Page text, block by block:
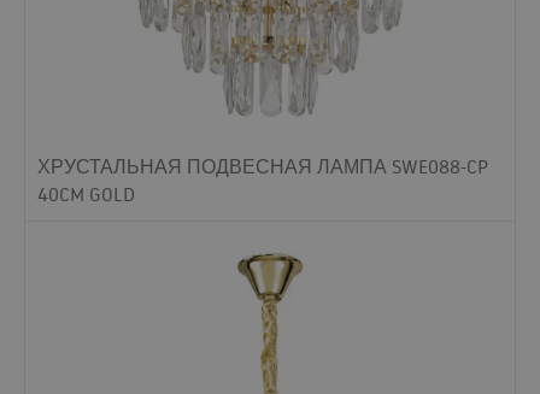
ХРУСТАЛЬНАЯ ПОДВЕСНАЯ ЛАМПА SWE088-CP
40CM GOLD